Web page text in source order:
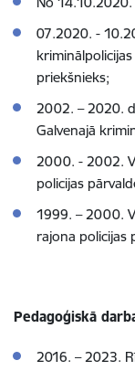
07.2020. -
priekšnieks;
2002. – 2020.
Galvenajā
2000. - 2002. V
policijas
1999. – 2000. V
rajona policijas
Pedagoģiskā
2016. – 2023.